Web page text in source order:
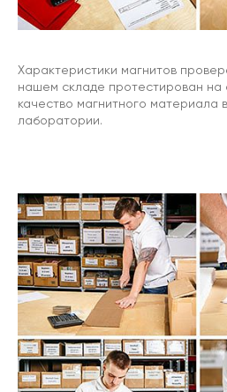
Характеристики магнитов
нашем складе протестирован на
качество магнитного материала
лаборатории.